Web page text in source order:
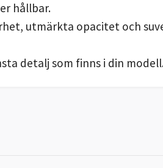
hållbar.
utmärkta opacitet och
detalj som finns i din